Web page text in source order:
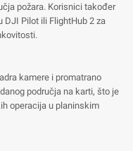
požara. Korisnici također
DJI Pilot ili FlightHub 2 za
kamere i promatrano
područja na karti, što je
operacija u planinskim